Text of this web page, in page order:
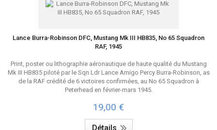
Lance Burra-Robinson DFC, Mustang Mk III HB835, No 65 Squadron
RAF, 1945
Print, poster ou lithographie aéronautique de haute qualité du Mustang
Mk III HB835 piloté par le Sqn Ldr Lance Amigo Percy Burra-Robinson, as
de la RAF crédité de 6 victoires confirmées, au No 65 Squadron à
Peterhead en février-mars 1945.
19,00 €
Détails